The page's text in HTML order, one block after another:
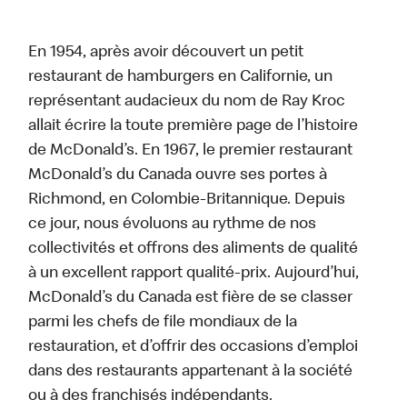
En 1954, après avoir découvert un petit
restaurant de hamburgers en Californie, un
représentant audacieux du nom de Ray Kroc
allait écrire la toute première page de l’histoire
de McDonald’s. En 1967, le premier restaurant
McDonald’s du Canada ouvre ses portes à
Richmond, en Colombie-Britannique. Depuis
ce jour, nous évoluons au rythme de nos
collectivités et offrons des aliments de qualité
à un excellent rapport qualité-prix. Aujourd’hui,
McDonald’s du Canada est fière de se classer
parmi les chefs de file mondiaux de la
restauration, et d’offrir des occasions d’emploi
dans des restaurants appartenant à la société
ou à des franchisés indépendants.